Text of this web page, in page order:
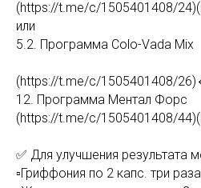
(https://t.me/c/1505401408/
или
5.2. Программа Colo-Vada Mix
(https://t.me/c/1505401408/
12. Программа Ментал Форс
(https://t.me/c/1505401408/
✅ Для улучшения результата
▫️Гриффония по 2 капс. три